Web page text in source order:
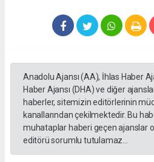
Anadolu Ajansı (AA), İhlas Haber
Haber Ajansı (DHA) ve diğer
haberler, sitemizin editörlerinin
kanallarından çekilmektedir. Bu
muhataplar haberi geçen ajanslar
editörü sorumlu tutulamaz...